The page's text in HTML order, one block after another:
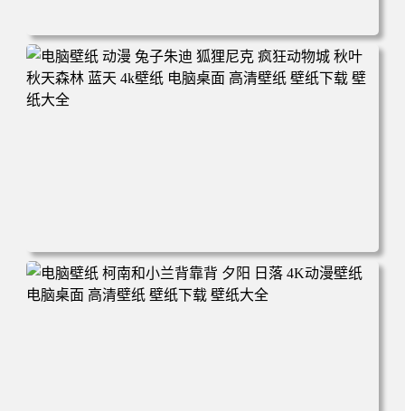
电脑壁纸 动漫 紫灵 冰清玉洁《凡人修仙传》4k壁纸 3840x2
160 电脑桌面 高清壁纸 壁纸下载 壁纸大全
电脑壁纸 动漫 兔子朱迪 狐狸尼克 疯狂动物城 秋叶 秋天森
林 蓝天 4k壁纸 电脑桌面 高清壁纸 壁纸下载 壁纸大全